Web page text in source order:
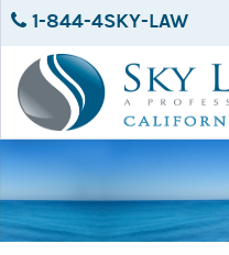
1-844-4SKY-LAW